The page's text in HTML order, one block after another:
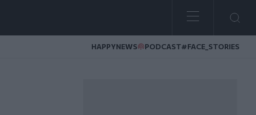
HAPPYNEWS PODCAST#FACE_STORIES